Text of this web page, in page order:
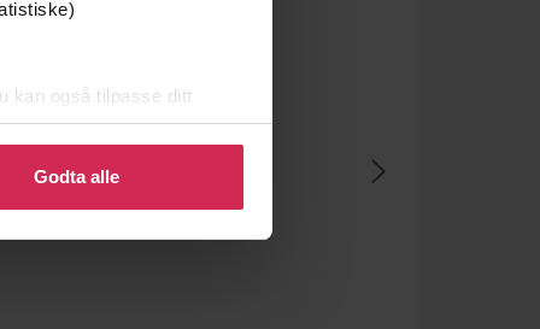
kan også tilpasse ditt
eller endre ditt samtykke.
Godta alle